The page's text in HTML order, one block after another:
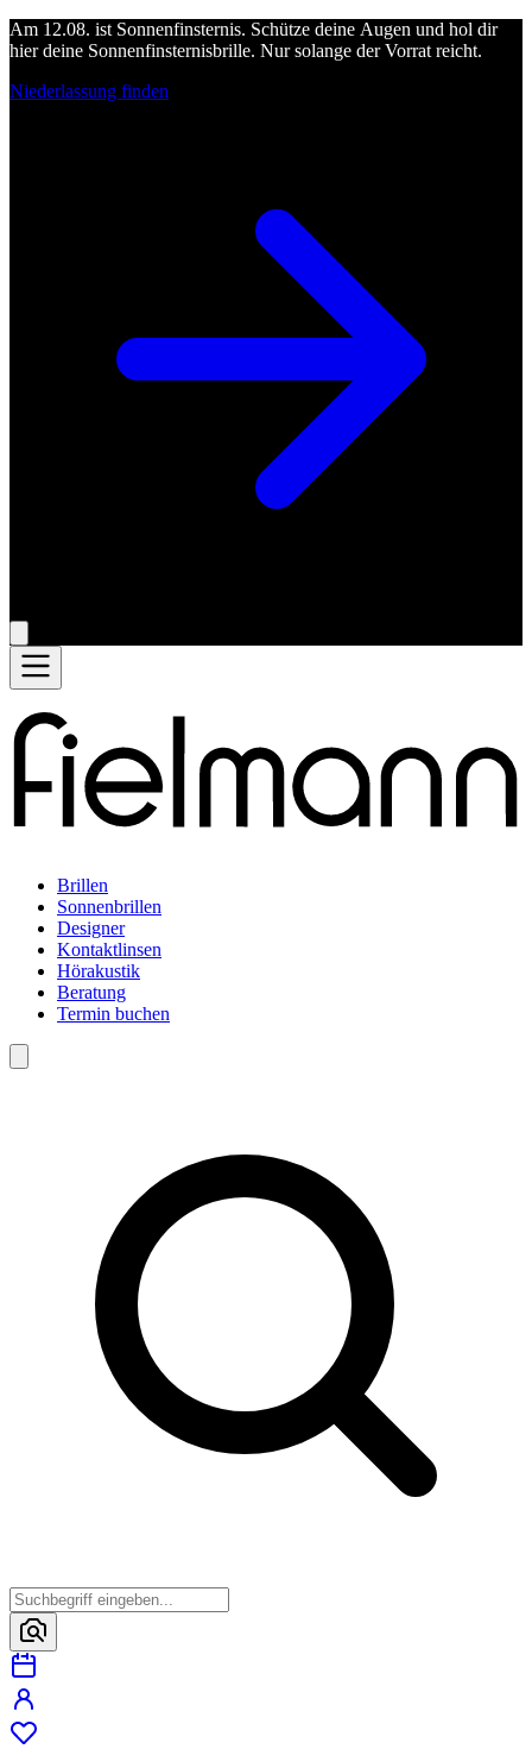
Am 12.08. ist Sonnenfinsternis. Schütze deine Augen und hol dir
hier deine Sonnenfinsternisbrille. Nur solange der Vorrat reicht.
Niederlassung finden
Brillen
Sonnenbrillen
Designer
Kontaktlinsen
Hörakustik
Beratung
Termin buchen